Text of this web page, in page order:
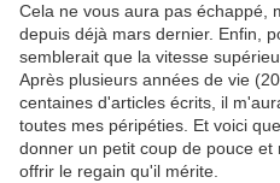
Cela ne vous aura pas échappé,
depuis déjà mars dernier. Enfin,
semblerait que la vitesse
Après plusieurs années de vie
centaines d'articles écrits, il
toutes mes péripéties. Et voici
donner un petit coup de pouce et
offrir le regain qu'il mérite.